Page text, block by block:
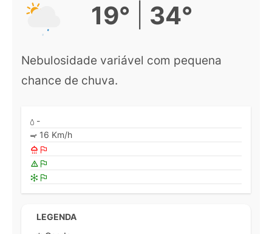
19° 34°
Nebulosidade variável com pequena
chance de chuva.
-
16 Km/h
LEGENDA